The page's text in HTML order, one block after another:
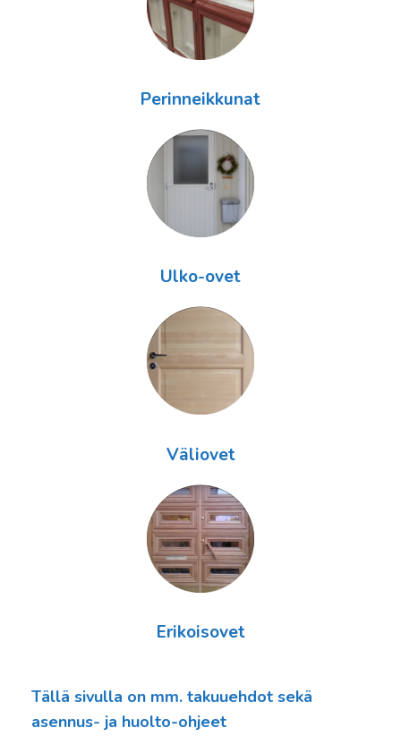
Perinneikkunat
Ulko-ovet
Väliovet
Erikoisovet
Tällä sivulla on mm. takuuehdot sekä
asennus- ja huolto-ohjeet